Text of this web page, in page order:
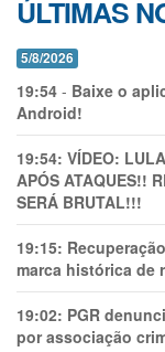
ÚLTIMAS
5/8/2026
19:54 - Baixe o
Android!
19:54: VÍDEO:
APÓS ATAQUES!!
SERÁ BRUTAL!!!
19:15:
marca histórica de
19:02: PGR
por associação